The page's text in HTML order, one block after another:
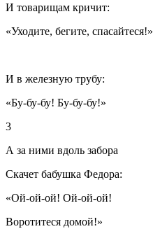
И товарищам кричит:
«Уходите, бегите, спасайтеся!»
И в железную трубу:
«Бу-бу-бу! Бу-бу-бу!»
3
А за ними вдоль забора
Скачет бабушка Федора:
«Ой-ой-ой! Ой-ой-ой!
Воротитеся домой!»